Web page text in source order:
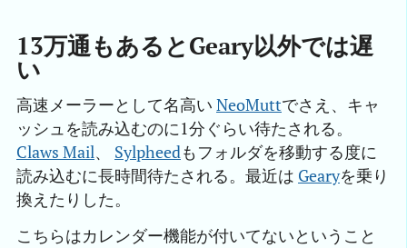
13万通もあるとGeary以外では遅
い
高速メーラーとして名高い NeoMuttでさえ、キャ
ッシュを読み込むのに1分ぐらい待たされる。
Claws Mail、 Sylpheedもフォルダを移動する度に
読み込むに長時間待たされる。最近は Gearyを乗り
換えたりした。
こちらはカレンダー機能が付いてないということ